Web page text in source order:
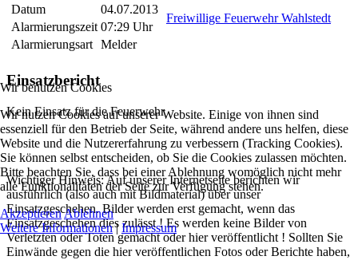
Datum
04.07.2013
Alarmierungszeit 07:29 Uhr
Alarmierungsart Melder
Freiwillige Feuerwehr Wahlstedt
Einsatzbericht
Kein Einsatz für die Feuerwehr
Wichtiger Hinweis: Auf unserer Internetseite berichten wir
ausführlich (also auch mit Bildmaterial) über unser
Einsatzgeschehen. Bilder werden erst gemacht, wenn das
Einsatzgeschehen dies zulässt ! Es werden keine Bilder von
Verletzten oder Toten gemacht oder hier veröffentlicht ! Sollten Sie
Einwände gegen die hier veröffentlichen Fotos oder Berichte haben,
Wir benutzen Cookies
Wir nutzen Cookies auf unserer Website. Einige von ihnen sind
essenziell für den Betrieb der Seite, während andere uns helfen, diese
Website und die Nutzererfahrung zu verbessern (Tracking Cookies).
Sie können selbst entscheiden, ob Sie die Cookies zulassen möchten.
Bitte beachten Sie, dass bei einer Ablehnung womöglich nicht mehr
alle Funktionalitäten der Seite zur Verfügung stehen.
AkzeptierenAblehnen
Weitere Informationen|Impressum